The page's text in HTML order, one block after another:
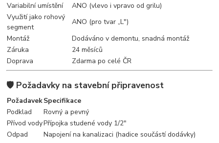
Variabilní umístění
ANO (vlevo i vpravo od grilu)
Využití jako rohový
segment
ANO (pro tvar „L")
Montáž
Dodáváno v demontu, snadná montáž
Záruka
24 měsíců
Doprava
Zdarma po celé ČR
🛡️ Požadavky na stavební připravenost
PožadavekSpecifikace
Podklad
Rovný a pevný
Přívod vodyPřípojka studené vody 1/2"
Odpad
Napojení na kanalizaci (hadice součástí dodávky)